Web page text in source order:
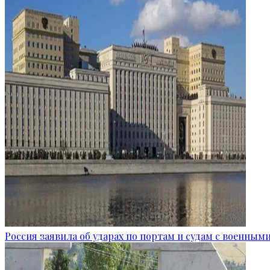
Россия заявила об ударах по портам и судам с